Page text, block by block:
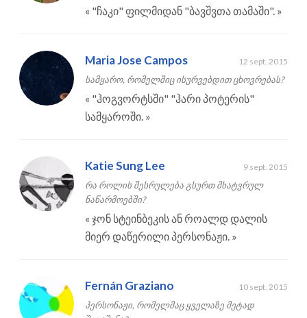
« "ჩაკი" ფილმიდან "ბავშვთა თამაში". »
Maria Jose Campos 12 sept. 2015
სამყარო, რომელშიც ისურვებდით ცხოვრებას?
« "ჰოგვორტსში" "ჰარი პოტერის"
სამყაროში. »
Katie Sung Lee 9 sept. 2015
რა როლის შესრულება გსურთ მხატვრულ
ნაწარმოებში?
« ჯონ სტეინბეკის ან როალდ დალის
მიერ დაწერილი პერსონაჟი. »
Fernán Graziano 10 sept. 2015
პერსონაჟი, რომელმაც ყველაზე მეტად